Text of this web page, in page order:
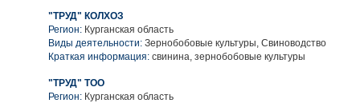
"ТРУД" КОЛХОЗ
Регион: Курганская область
Виды деятельности: Зернобобовые культуры, Свиноводство
Краткая информация: свинина, зернобобовые культуры
"ТРУД" ТОО
Регион: Курганская область